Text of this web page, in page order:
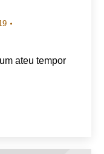
ateu tempor